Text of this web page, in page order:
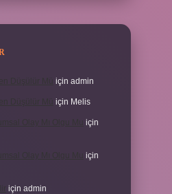
için admin
için Melis
için
için
için admin